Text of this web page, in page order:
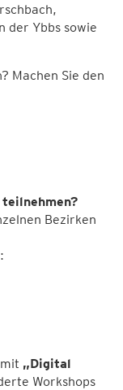
der Ybbs sowie
Machen Sie den
Bezirken
„Digital
Workshops